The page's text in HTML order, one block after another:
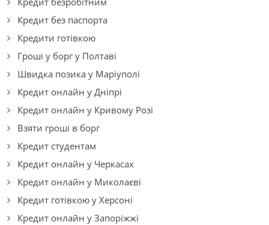
Кредит без паспорта
Кредити готівкою
Гроші у борг у Полтаві
Швидка позика у Маріуполі
Кредит онлайн у Дніпрі
Кредит онлайн у Кривому Розі
Взяти гроші в борг
Кредит студентам
Кредит онлайн у Черкасах
Кредит онлайн у Миколаєві
Кредит готівкою у Херсоні
Кредит онлайн у Запоріжжі